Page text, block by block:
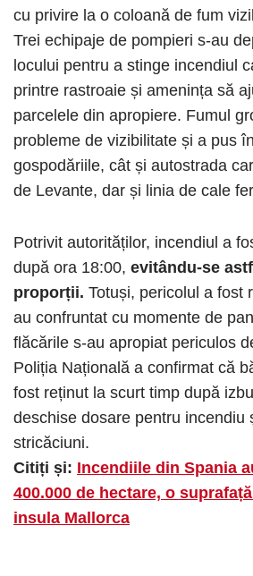
cu privire la o coloană de fum
Trei echipaje de pompieri s-au
locului pentru a stinge incendiul
printre rastroaie și amenința să
parcelele din apropiere. Fumul
probleme de vizibilitate și a pus
gospodăriile, cât și autostrada
de Levante, dar și linia de cale
Potrivit autorităților, incendiul a
după ora 18:00, evitându-se
proporții. Totuși, pericolul a fost
au confruntat cu momente de
flăcările s-au apropiat periculos
Poliția Națională a confirmat că
fost reținut la scurt timp după
deschise dosare pentru incendiu
stricăciuni.
Citiți și: Incendiile din Spania
400.000 de hectare, o
insula Mallorca